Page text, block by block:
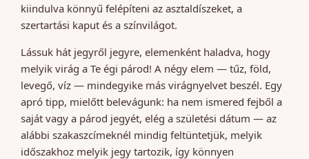
kiindulva könnyű felépíteni az asztaldíszeket, a
szertartási kaput és a színvilágot.
Lássuk hát jegyről jegyre, elemenként haladva, hogy
melyik virág a Te égi párod! A négy elem — tűz, föld,
levegő, víz — mindegyike más virágnyelvet beszél. Egy
apró tipp, mielőtt belevágunk: ha nem ismered fejből a
saját vagy a párod jegyét, elég a születési dátum — az
alábbi szakaszcímeknél mindig feltüntetjük, melyik
időszakhoz melyik jegy tartozik, így könnyen